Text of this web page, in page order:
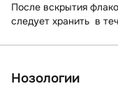
После вскрытия
следует хранить в
Нозологии